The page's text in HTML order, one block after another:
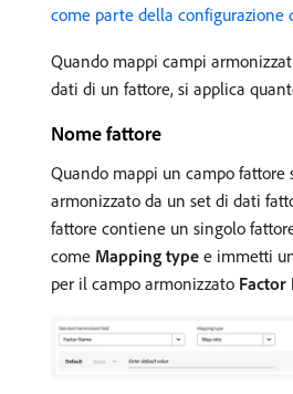
come parte della configurazione
Quando mappi campi
dati di un fattore, si applica
Nome fattore
Quando mappi un campo fattore
armonizzato da un set di dati
fattore contiene un singolo
come Mapping type e immetti
per il campo armonizzato Factor